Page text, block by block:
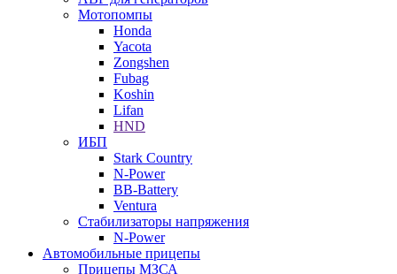
Мотопомпы
Honda
Yacota
Zongshen
Fubag
Koshin
Lifan
HND
ИБП
Stark Country
N-Power
BB-Battery
Ventura
Стабилизаторы напряжения
N-Power
Автомобильные прицепы
Прицепы МЗСА